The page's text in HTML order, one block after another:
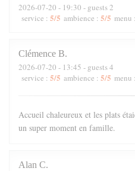
2026-07-20 - 19:30 - guests 2
service : 5/5 ambience : 5/5 menu :
Clémence B
2026-07-20 - 13:45 - guests 4
service : 5/5 ambience : 5/5 menu :
Accueil chaleureux et les plats
un super moment en famille.
Alan C